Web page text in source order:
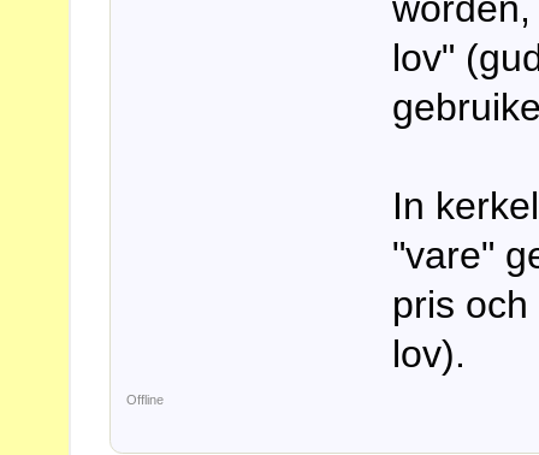
lov"
In
"vare"
pris
lov).
Offline